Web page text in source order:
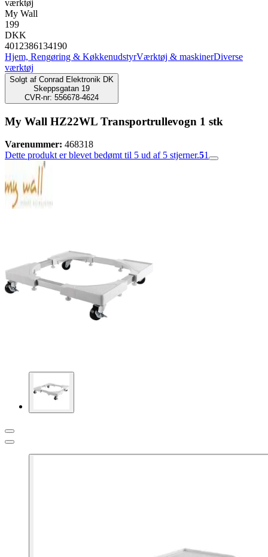
værktøj
My Wall
199
DKK
4012386134190
Hjem, Rengøring & KøkkenudstyrVærktøj & maskinerDiverse
værktøj
Solgt af Conrad Elektronik DK
Skeppsgatan 19
CVR-nr: 556678-4624
My Wall HZ22WL Transportrullevogn 1 stk
Varenummer: 468318
Dette produkt er blevet bedømt til 5 ud af 5 stjerner.51